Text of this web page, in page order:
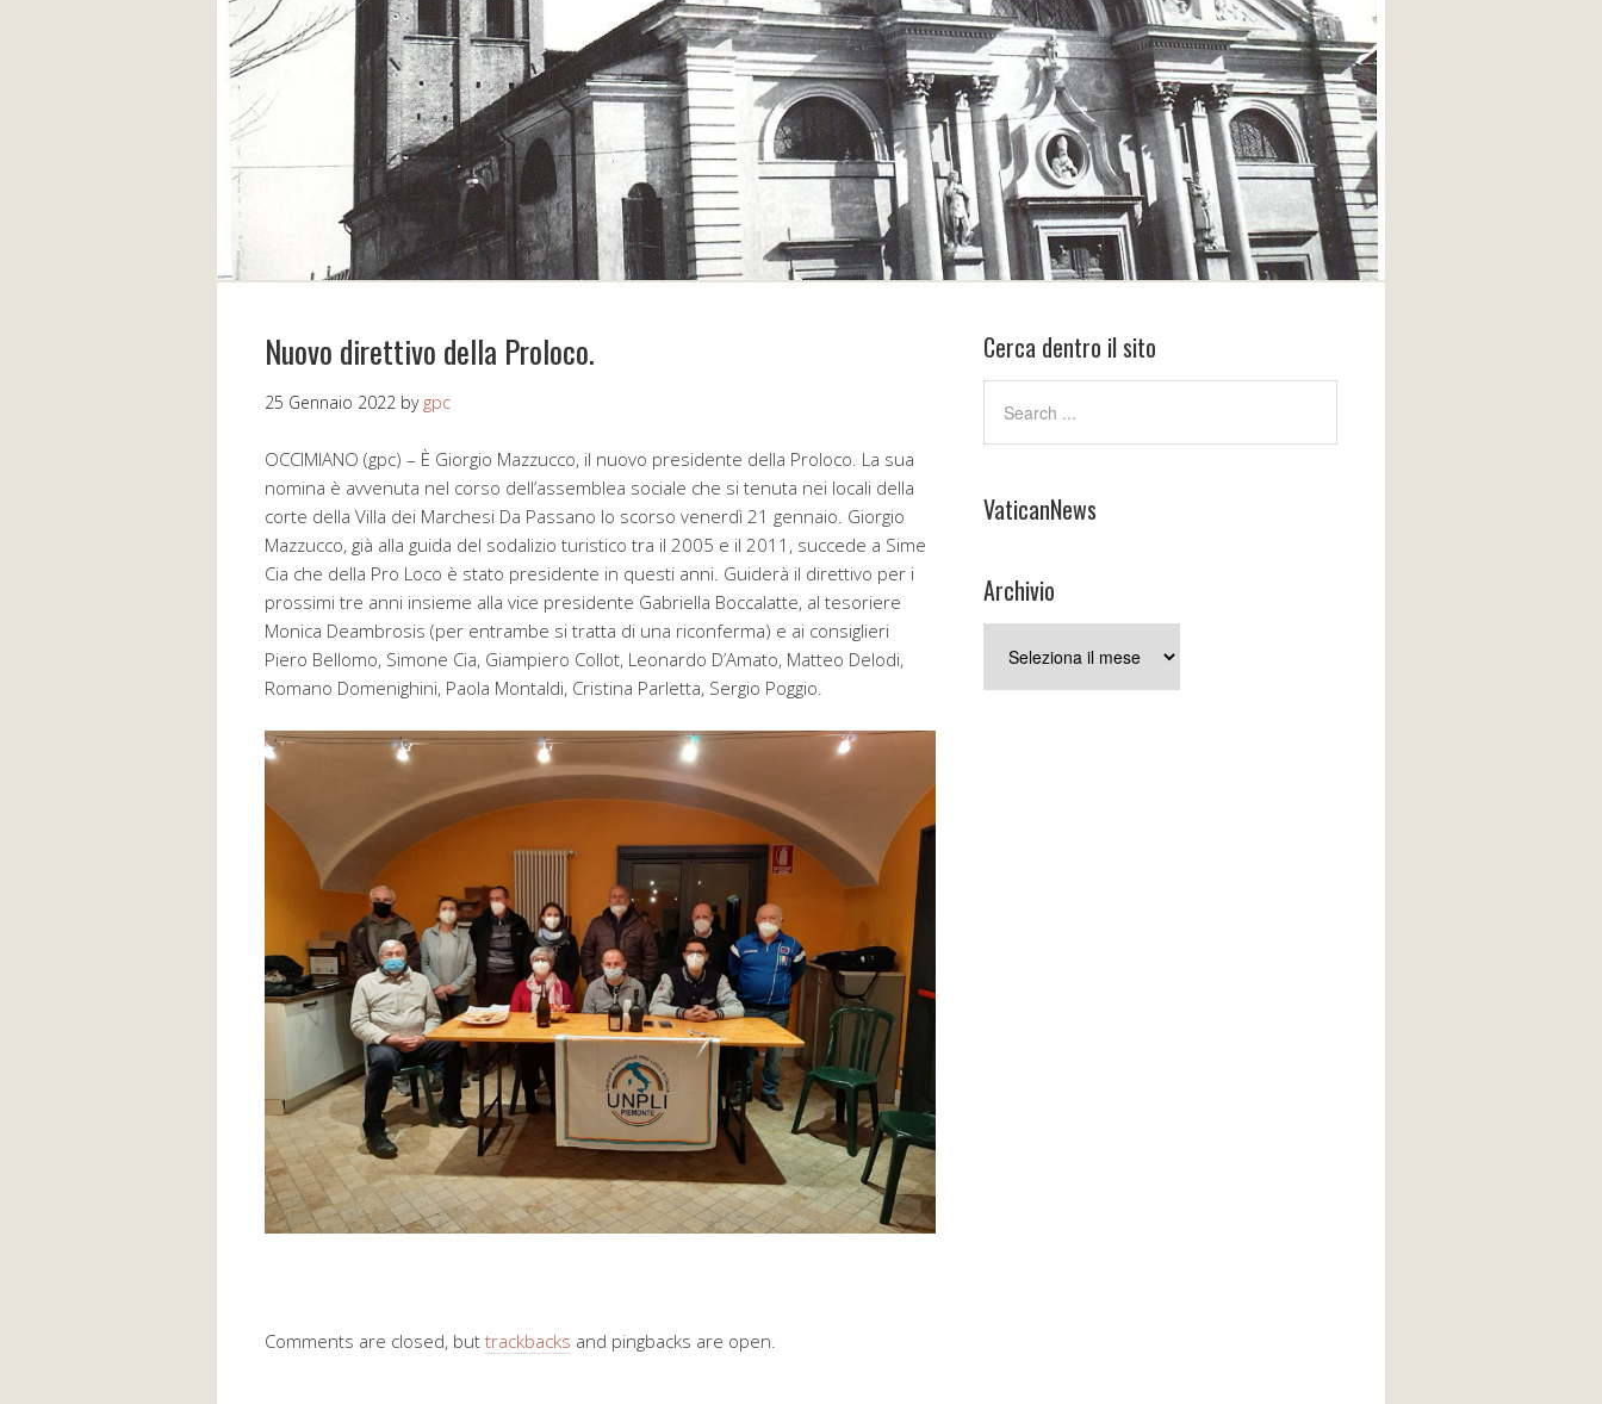
Nuovo direttivo della Proloco.
25 Gennaio 2022 by gpc
OCCIMIANO (gpc) – È Giorgio Mazzucco, il nuovo presidente della Proloco. La sua
nomina è avvenuta nel corso dell’assemblea sociale che si tenuta nei locali della
corte della Villa dei Marchesi Da Passano lo scorso venerdì 21 gennaio. Giorgio
Mazzucco, già alla guida del sodalizio turistico tra il 2005 e il 2011, succede a Sime
Cia che della Pro Loco è stato presidente in questi anni. Guiderà il direttivo per i
prossimi tre anni insieme alla vice presidente Gabriella Boccalatte, al tesoriere
Monica Deambrosis (per entrambe si tratta di una riconferma) e ai consiglieri
Piero Bellomo, Simone Cia, Giampiero Collot, Leonardo D’Amato, Matteo Delodi,
Romano Domenighini, Paola Montaldi, Cristina Parletta, Sergio Poggio.
Comments are closed, but trackbacks and pingbacks are open.
Cerca dentro il sito
VaticanNews
Archivio